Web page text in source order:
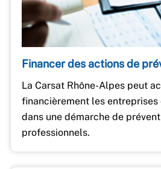
Financer des actions de
La Carsat Rhône-Alpes peut
financièrement les entreprises
dans une démarche de
professionnels.